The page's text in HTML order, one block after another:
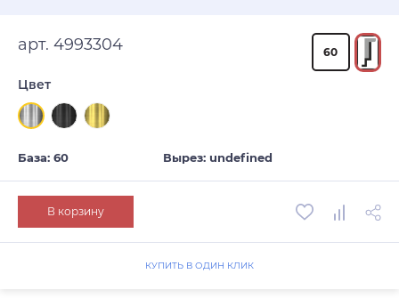
арт. 4993304 60
Цвет
База: 60 Вырез: undefined
В корзину
КУПИТЬ В ОДИН КЛИК